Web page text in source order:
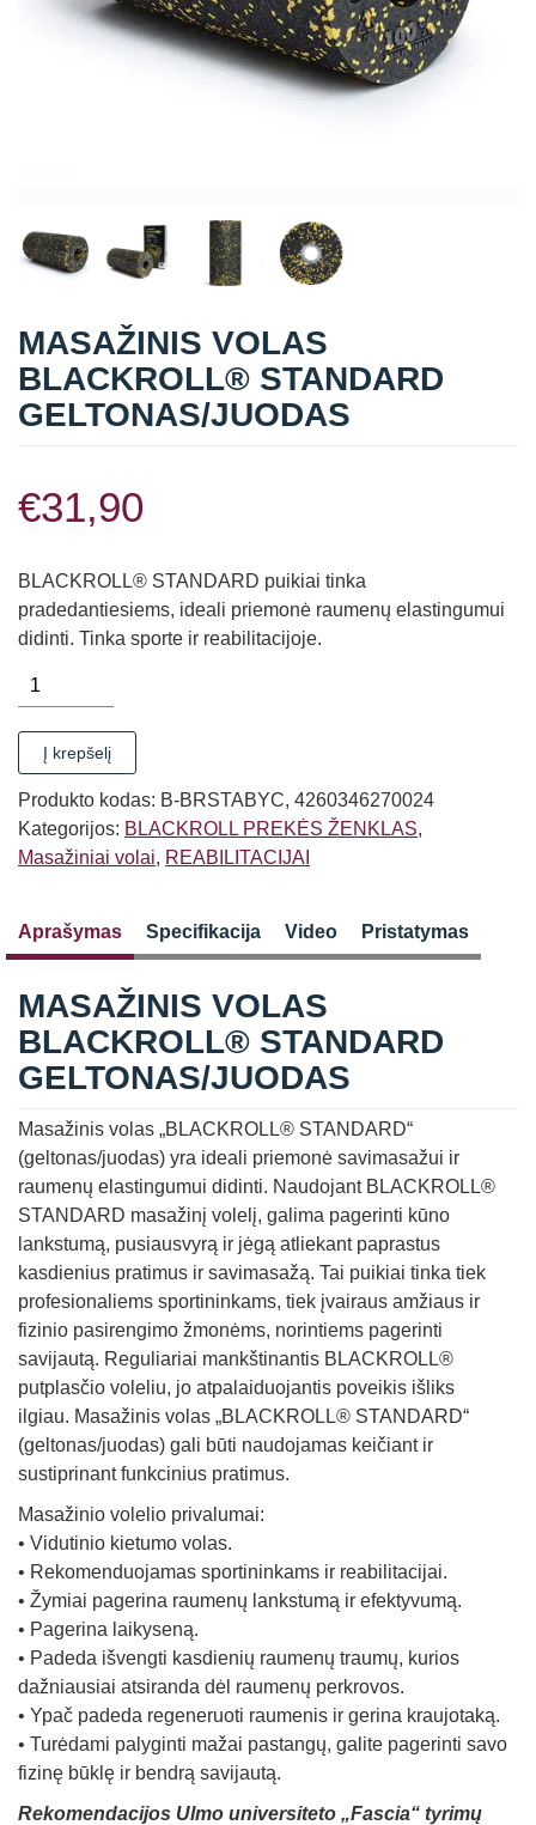
Straipsniai
MASAŽINIS VOLAS
BLACKROLL® STANDARD
GELTONAS/JUODAS
€31,90
BLACKROLL® STANDARD puikiai tinka
pradedantiesiems, ideali priemonė raumenų elastingumui
didinti. Tinka sporte ir reabilitacijoje.
produkto
kiekis:
MASAŽINIS
VOLAS
BLACKROLL®
STANDARD
GELTONAS/JUODAS
Į krepšelį
Produkto kodas: B-BRSTABYC, 4260346270024
Kategorijos: BLACKROLL PREKĖS ŽENKLAS,
Masažiniai volai, REABILITACIJAI
Aprašymas Specifikacija Video Pristatymas
MASAŽINIS VOLAS
BLACKROLL® STANDARD
GELTONAS/JUODAS
Masažinis volas „BLACKROLL® STANDARD“
(geltonas/juodas) yra ideali priemonė savimasažui ir
raumenų elastingumui didinti. Naudojant BLACKROLL®
STANDARD masažinį volelį, galima pagerinti kūno
lankstumą, pusiausvyrą ir jėgą atliekant paprastus
kasdienius pratimus ir savimasažą. Tai puikiai tinka tiek
profesionaliems sportininkams, tiek įvairaus amžiaus ir
fizinio pasirengimo žmonėms, norintiems pagerinti
savijautą. Reguliariai mankštinantis BLACKROLL®
putplasčio voleliu, jo atpalaiduojantis poveikis išliks
ilgiau. Masažinis volas „BLACKROLL® STANDARD“
(geltonas/juodas) gali būti naudojamas keičiant ir
sustiprinant funkcinius pratimus.
Masažinio volelio privalumai:
• Vidutinio kietumo volas.
• Rekomenduojamas sportininkams ir reabilitacijai.
• Žymiai pagerina raumenų lankstumą ir efektyvumą.
• Pagerina laikyseną.
• Padeda išvengti kasdienių raumenų traumų, kurios
dažniausiai atsiranda dėl raumenų perkrovos.
• Ypač padeda regeneruoti raumenis ir gerina kraujotaką.
• Turėdami palyginti mažai pastangų, galite pagerinti savo
fizinę būklę ir bendrą savijautą.
Rekomendacijos Ulmo universiteto „Fascia“ tyrimų